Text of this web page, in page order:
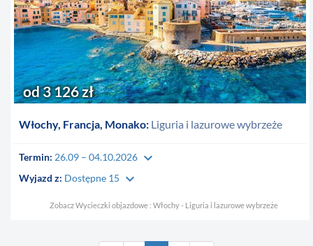
Włochy, Francja, Monako: Liguria i lazurowe wybrzeże
od 3 126 zł
Termin: 26.09 – 04.10.2026 keyboard_arrow_down
Wyjazd z: Dostępne 15 keyboard_arrow_down
Zobacz Wycieczki objazdowe : Włochy - Liguria i lazurowe wybrzeże